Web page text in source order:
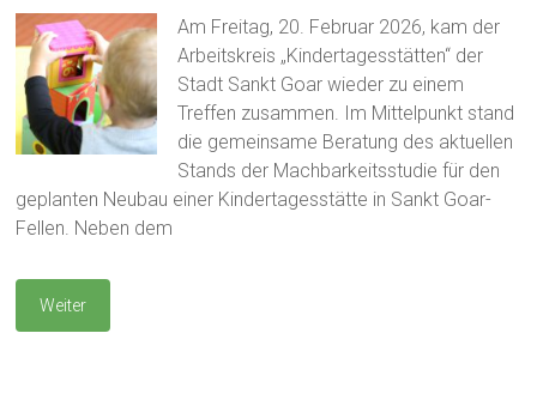
Am Freitag, 20. Februar 2026, kam der
Arbeitskreis „Kindertagesstätten“ der
Stadt Sankt Goar wieder zu einem
Treffen zusammen. Im Mittelpunkt stand
die gemeinsame Beratung des aktuellen
Stands der Machbarkeitsstudie für den
geplanten Neubau einer Kindertagesstätte in Sankt Goar-
Fellen. Neben dem
Weiter